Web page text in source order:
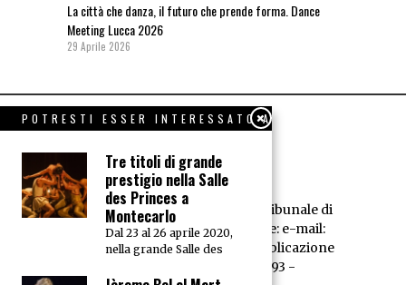
La città che danza, il futuro che prende forma. Dance
Meeting Lucca 2026
29 Aprile 2026
Dance News - Registrazione Tribunale di
Livorno n° 594/95 - Redazione: e-mail:
redazione@dancenews.it
Pubblicazione
dell'A.E.D. P.IVA 01066520493 -
POTRESTI ESSER INTERESSATO A
Tre titoli di grande
prestigio nella Salle
des Princes a
Montecarlo
Dal 23 al 26 aprile 2020,
nella grande Salle des